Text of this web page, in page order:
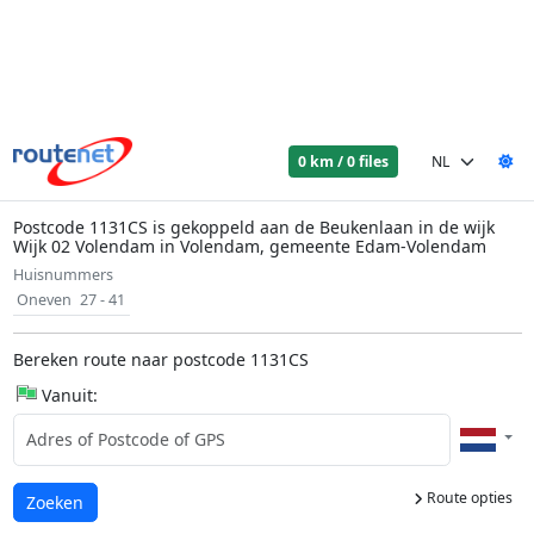
0 km / 0 files
Postcode 1131CS is gekoppeld aan de Beukenlaan in de wijk
Wijk 02 Volendam in Volendam, gemeente Edam-Volendam
Huisnummers
Oneven 27 - 41
Bereken route naar postcode 1131CS
Vanuit:
Route opties
Laden...
Zoeken